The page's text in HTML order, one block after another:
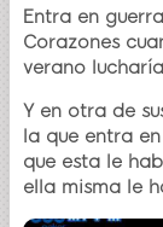
Entra en
Corazones
verano
Y en otra de
la que entra
que esta le
ella misma le